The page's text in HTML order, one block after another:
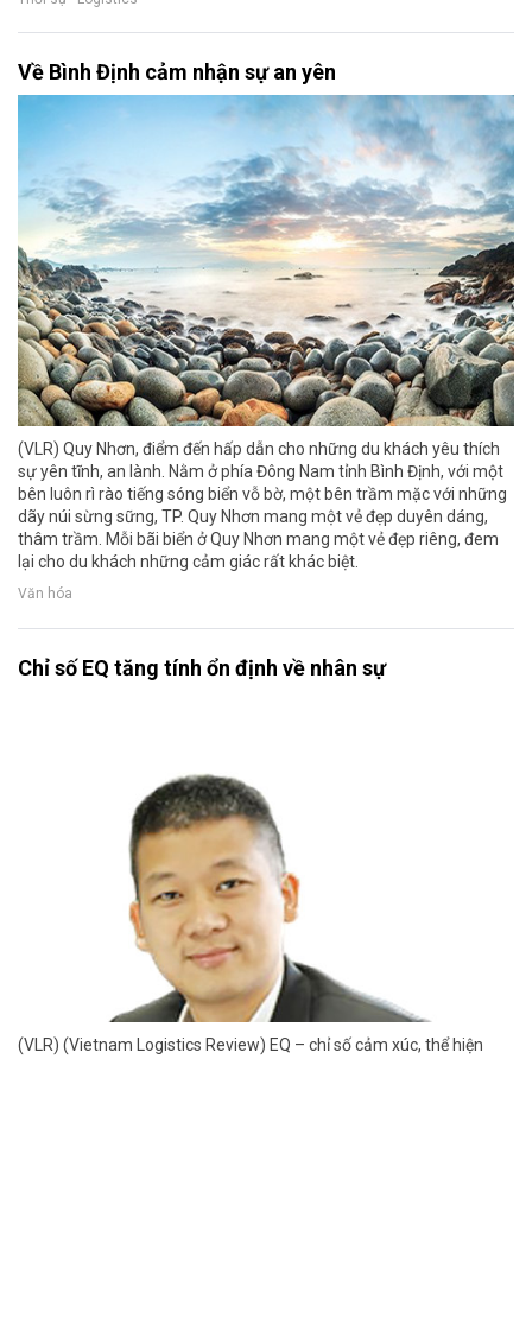
Về Bình Định cảm nhận sự an yên
(VLR) Quy Nhơn, điểm đến hấp dẫn cho những du khách yêu thích
sự yên tĩnh, an lành. Nằm ở phía Đông Nam tỉnh Bình Định, với một
bên luôn rì rào tiếng sóng biển vỗ bờ, một bên trầm mặc với những
dãy núi sừng sững, TP. Quy Nhơn mang một vẻ đẹp duyên dáng,
thâm trầm. Mỗi bãi biển ở Quy Nhơn mang một vẻ đẹp riêng, đem
lại cho du khách những cảm giác rất khác biệt.
Văn hóa
Chỉ số EQ tăng tính ổn định về nhân sự
(VLR) (Vietnam Logistics Review) EQ – chỉ số cảm xúc, thể hiện